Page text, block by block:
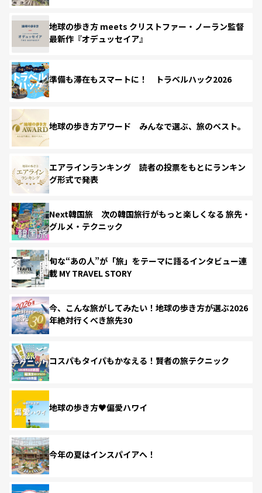
地球の歩き方 meets クリストファー・ノーラン監督
最新作『オデュッセイア』
準備も滞在もスマートに！ トラベルハック2026
地球の歩き方アワード みんなで選ぶ、旅のベスト。
エアラインランキング 読者の投票をもとにランキン
グ形式で発表
Next韓国旅 次の韓国旅行がもっと楽しくなる 旅先・
グルメ・テクニック
旬な“あの人”が「旅」をテーマに語るインタビュー連
載 MY TRAVEL STORY
今、こんな旅がしてみたい！地球の歩き方が選ぶ2026
年絶対行くべき旅先30
コスパもタイパもかなえる！賢者の旅テクニック
地球の歩き方♥偏愛ハワイ
今年の夏はインスパイアへ！